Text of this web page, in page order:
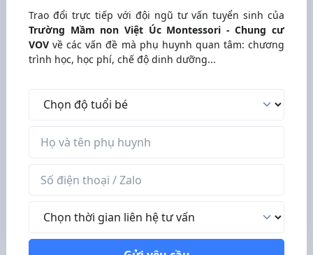
Review các trường mầm non, mẫu
giáo, nhà trẻ Hà Nội
Nhóm Facebook - 17573 thành viên
Trao đổi trực tiếp với đội ngũ tư vấn tuyển sinh của
Trường Mầm non Việt Úc Montessori - Chung cư
VOVvề các vấn đề mà phụ huynh quan tâm: chương
trình học, học phí, chế độ dinh dưỡng...